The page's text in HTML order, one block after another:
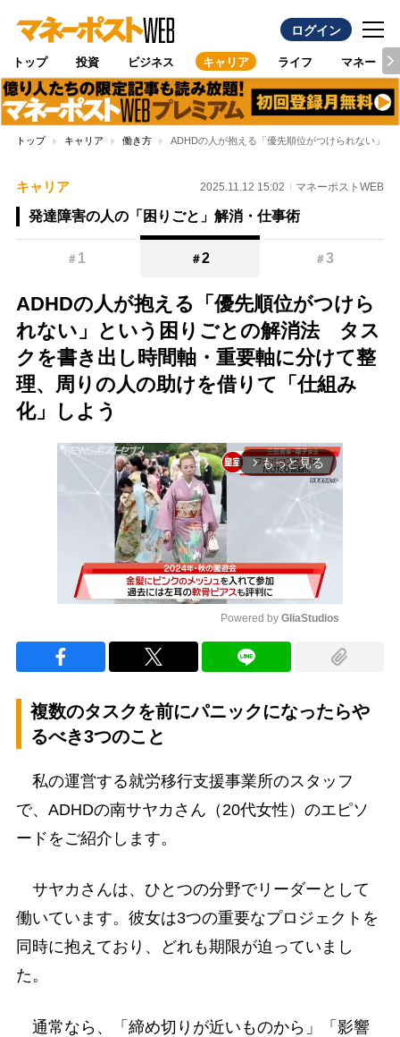
ログイン
トップ 投資 ビジネス キャリア ライフ マネー
トップ キャリア 働き方 ADHDの人が抱える「優先順位がつけられない」
キャリア 2025.11.12 15:02 マネーポストWEB
発達障害の人の「困りごと」解消・仕事術
＃ 1 ＃2 ＃3
ADHDの人が抱える「優先順位がつけら
れない」という困りごとの解消法 タス
クを書き出し時間軸・重要軸に分けて整
理、周りの人の助けを借りて「仕組み
化」しよう
arrow_forward_ios もっと見る
Powered by GliaStudios
複数のタスクを前にパニックになったらや
るべき3つのこと
私の運営する就労移行支援事業所のスタッフ
で、ADHDの南サヤカさん（20代女性）のエピソ
ードをご紹介します。
サヤカさんは、ひとつの分野でリーダーとして
働いています。彼女は3つの重要なプロジェクトを
同時に抱えており、どれも期限が迫っていまし
た。
通常なら、「締め切りが近いものから」「影響